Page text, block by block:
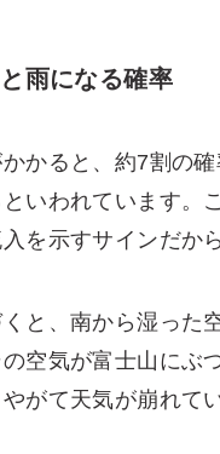
雨になる確率
かると、約7割の
いわれています。
を示すサインだか
と、南から湿った
空気が富士山にぶ
がて天気が崩れて